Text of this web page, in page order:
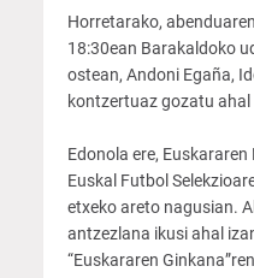
Horretarako,
18:30ean Barakaldoko
ostean, Andoni Egaña,
kontzertuaz gozatu
Edonola ere,
Euskal Futbol
etxeko areto nagusian.
antzezlana ikusi ahal
“Euskararen